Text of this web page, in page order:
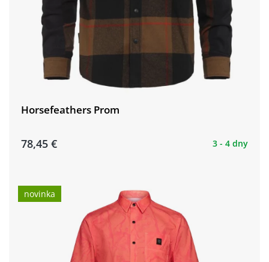
Horsefeathers Prom
78,45 € 3 - 4 dny
novinka